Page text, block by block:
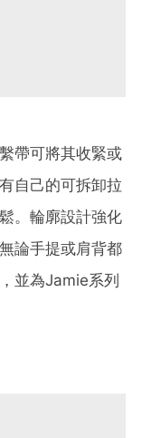
帶可將其收緊或
自己的可拆卸拉
。輪廓設計強化
論手提或肩背都
並為Jamie系列